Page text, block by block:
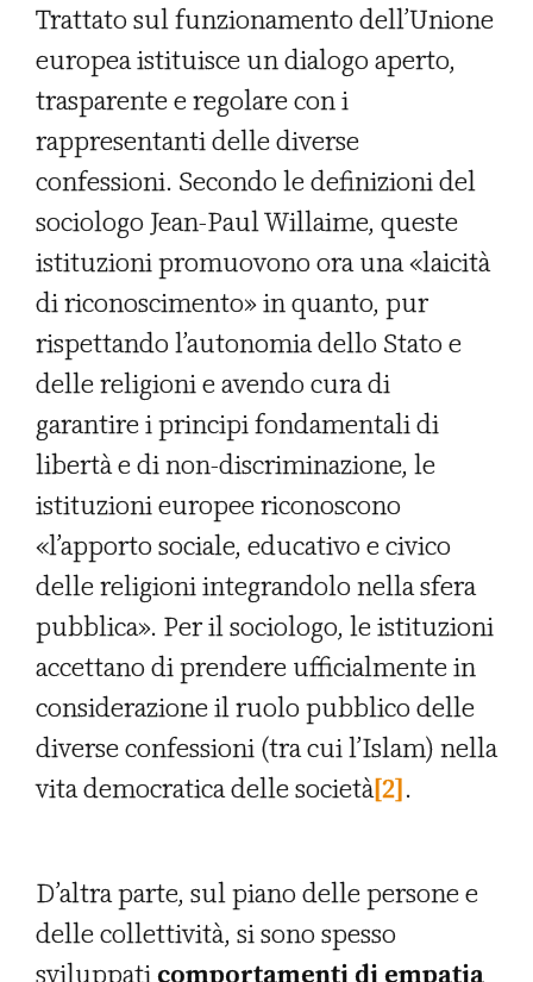
Trattato sul funzionamento dell’Unione
europea istituisce un dialogo aperto,
trasparente e regolare con i
rappresentanti delle diverse
confessioni. Secondo le definizioni del
sociologo Jean-Paul Willaime, queste
istituzioni promuovono ora una «laicità
di riconoscimento» in quanto, pur
rispettando l’autonomia dello Stato e
delle religioni e avendo cura di
garantire i principi fondamentali di
libertà e di non-discriminazione, le
istituzioni europee riconoscono
«l’apporto sociale, educativo e civico
delle religioni integrandolo nella sfera
pubblica». Per il sociologo, le istituzioni
accettano di prendere ufficialmente in
considerazione il ruolo pubblico delle
diverse confessioni (tra cui l’Islam) nella
vita democratica delle società[2].
D’altra parte, sul piano delle persone e
delle collettività, si sono spesso
sviluppaticomportamenti di empatia